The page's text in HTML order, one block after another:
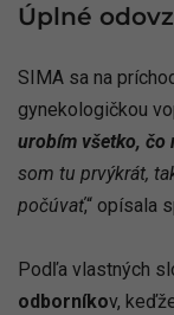
Úplné
SIMA sa na
gynekologičkou
urobím všetko, čo
som tu prvýkrát,
počúvať,“ opísala
Podľa vlastných
odborníkov,